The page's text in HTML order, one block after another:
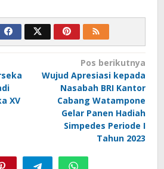
XV
Pos berikutnya
Wujud Apresiasi kepada
Nasabah BRI Kantor
Cabang Watampone
Gelar Panen Hadiah
Simpedes Periode I
Tahun 2023